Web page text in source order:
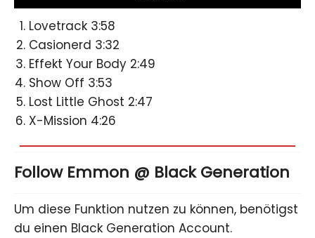
Lovetrack 3:58
Casionerd 3:32
Effekt Your Body 2:49
Show Off 3:53
Lost Little Ghost 2:47
X-Mission 4:26
Follow Emmon @ Black Generation
Um diese Funktion nutzen zu können, benötigst
du einen Black Generation Account.